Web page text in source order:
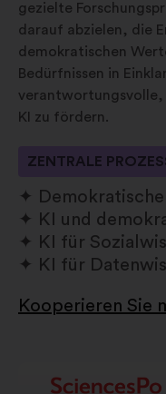
gezielte
darauf abzielen, die
demokratischen
Bedürfnissen in
KI zu fördern.
ZENTRALE
KI und
KI für
KI für
Kooperieren Sie
In
Reiter